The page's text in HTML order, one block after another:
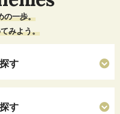
の一歩。
みよう。
す
す